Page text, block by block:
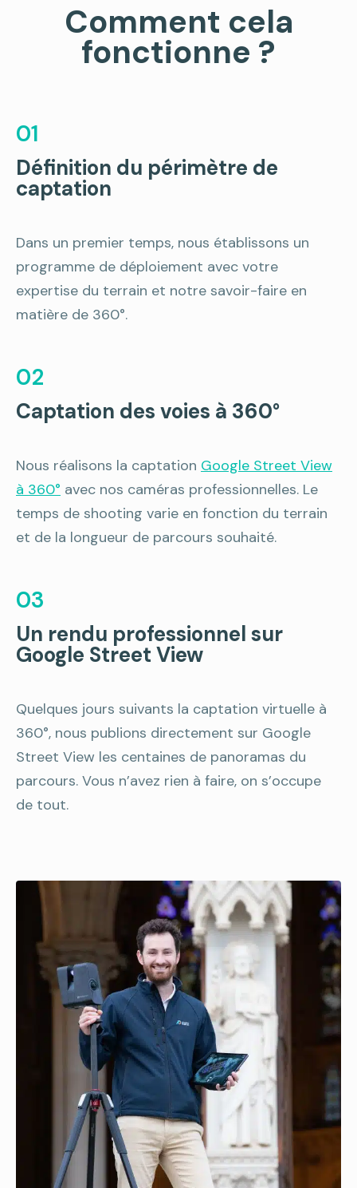
Comment cela
fonctionne ?
01
Définition du périmètre de
captation
Dans un premier temps, nous établissons un
programme de déploiement avec votre
expertise du terrain et notre savoir-faire en
matière de 360°.
02
Captation des voies à 360°
Nous réalisons la captation Google Street View
à 360° avec nos caméras professionnelles. Le
temps de shooting varie en fonction du terrain
et de la longueur de parcours souhaité.
03
Un rendu professionnel sur
Google Street View
Quelques jours suivants la captation virtuelle à
360°, nous publions directement sur Google
Street View les centaines de panoramas du
parcours. Vous n’avez rien à faire, on s’occupe
de tout.